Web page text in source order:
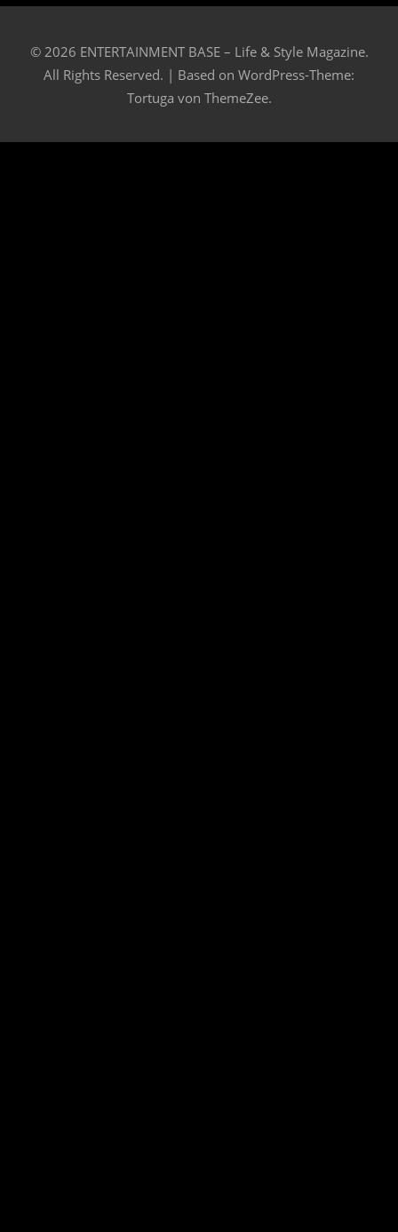
© 2026 ENTERTAINMENT BASE – Life & Style Magazine.
All Rights Reserved. | Based on WordPress-Theme:
Tortuga von ThemeZee.